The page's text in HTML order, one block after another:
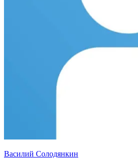
Василий Солодянкин